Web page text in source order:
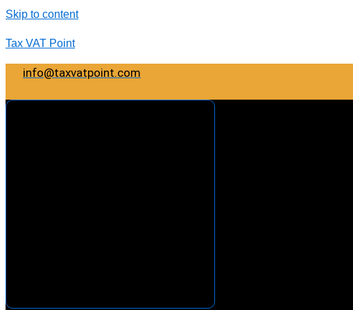
Skip to content
Tax VAT Point
info@taxvatpoint.com